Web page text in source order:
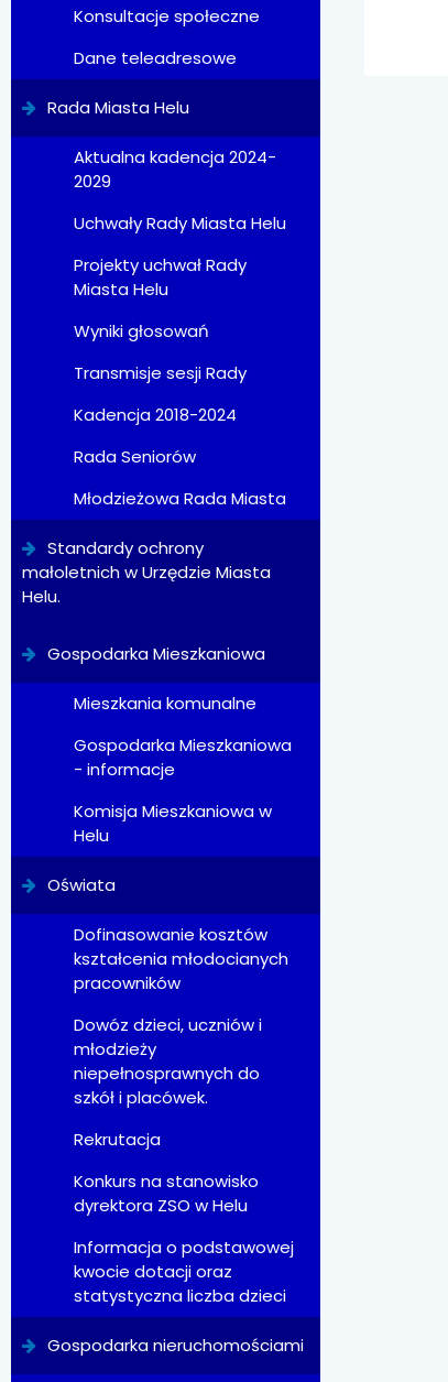
Konsultacje społeczne
Dane teleadresowe
Rada Miasta Helu
Aktualna kadencja 2024-
2029
Uchwały Rady Miasta Helu
Projekty uchwał Rady
Miasta Helu
Wyniki głosowań
Transmisje sesji Rady
Kadencja 2018-2024
Rada Seniorów
Młodzieżowa Rada Miasta
Standardy ochrony
małoletnich w Urzędzie Miasta
Helu.
Gospodarka Mieszkaniowa
Mieszkania komunalne
Gospodarka Mieszkaniowa
- informacje
Komisja Mieszkaniowa w
Helu
Oświata
Dofinasowanie kosztów
kształcenia młodocianych
pracowników
Dowóz dzieci, uczniów i
młodzieży
niepełnosprawnych do
szkół i placówek.
Rekrutacja
Konkurs na stanowisko
dyrektora ZSO w Helu
Informacja o podstawowej
kwocie dotacji oraz
statystyczna liczba dzieci
Gospodarka nieruchomościami